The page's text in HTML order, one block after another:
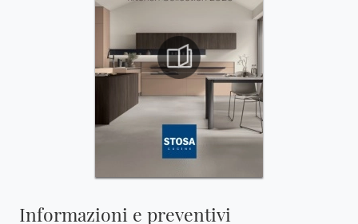
Informazioni e preventivi